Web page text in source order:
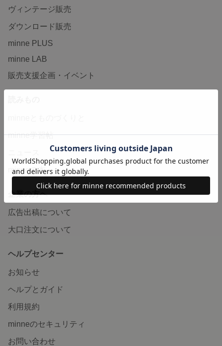
ヴィンテージ販売
ダウンロード販売
minne PLUS
minne LAB
販売支援企画・イベント
minne学習帖
minneの本
企業の方へ
広告出稿について
大口注文について
ヘルプセンター
お知らせ
ヘルプとガイド
利用規約
minneのセキュリティ
お問い合わせ